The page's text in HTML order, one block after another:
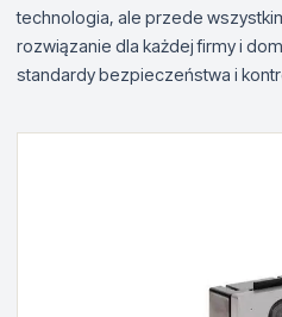
technologia, ale przede
rozwiązanie dla każdej firmy i
standardy bezpieczeństwa i